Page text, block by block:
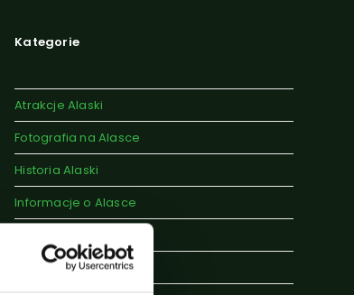
Kategorie
Atrakcje Alaski
Fotografia na Alasce
Historia Alaski
Informacje o Alasce
Miasta Alaski